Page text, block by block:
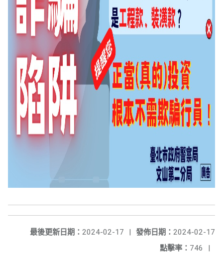
發佈日期： 2024-02-17
最後更新日期： 2024-02-17
|
點擊率： 746 |